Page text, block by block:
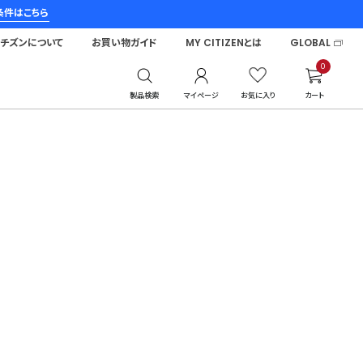
はこちら
製品検索 マイページ お気に入り
0
カート
ズンについて お買い物ガイド MY CITIZENとは GLOBAL